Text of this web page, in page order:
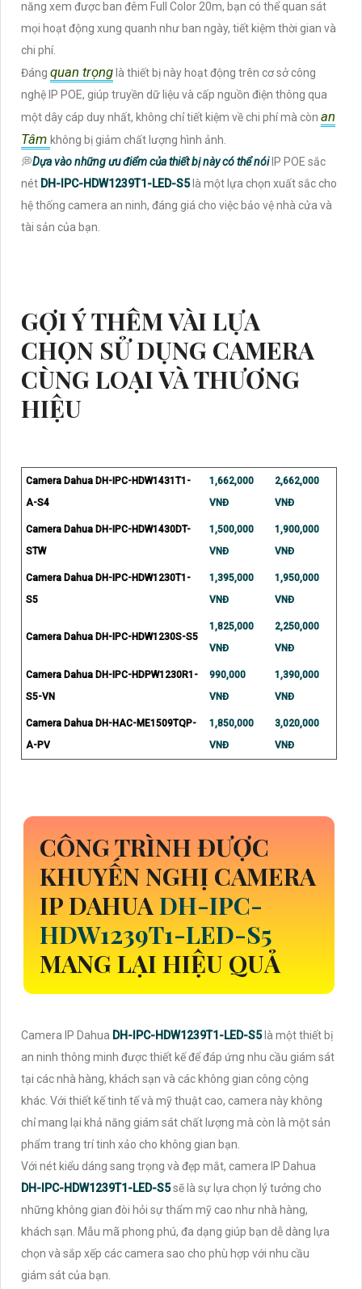
năng xem được ban đêm Full Color 20m, bạn có thể quan sát
mọi hoạt động xung quanh như ban ngày, tiết kiệm thời gian và
chi phí.
Đáng quan trọnglà thiết bị này hoạt động trên cơ sở công
nghệ IP POE, giúp truyền dữ liệu và cấp nguồn điện thông qua
một dây cáp duy nhất, không chỉ tiết kiệm về chi phí mà còn an
Tâm không bị giảm chất lượng hình ảnh.
💭Dựa vào những ưu điểm của thiết bị này có thể nóiIP POE sắc
nét DH-IPC-HDW1239T1-LED-S5là một lựa chọn xuất sắc cho
hệ thống camera an ninh, đáng giá cho việc bảo vệ nhà cửa và
tài sản của bạn.
GỢI Ý THÊM VÀI LỰA
CHỌN SỬ DỤNG CAMERA
CÙNG LOẠI VÀ THƯƠNG
HIỆU
Camera Dahua DH-IPC-HDW1431T1-
A-S4
1,662,000
VNĐ
2,662,000
VNĐ
Camera Dahua DH-IPC-HDW1430DT-
STW
1,500,000
VNĐ
1,900,000
VNĐ
Camera Dahua DH-IPC-HDW1230T1-
S5
1,395,000
VNĐ
1,950,000
VNĐ
Camera Dahua DH-IPC-HDW1230S-S5
1,825,000
VNĐ
2,250,000
VNĐ
Camera Dahua DH-IPC-HDPW1230R1-
S5-VN
990,000
VNĐ
1,390,000
VNĐ
Camera Dahua DH-HAC-ME1509TQP-
A-PV
1,850,000
VNĐ
3,020,000
VNĐ
CÔNG TRÌNH ĐƯỢC
KHUYẾN NGHỊ CAMERA
IP DAHUA DH-IPC-
HDW1239T1-LED-S5
MANG LẠI HIỆU QUẢ
Camera IP Dahua DH-IPC-HDW1239T1-LED-S5là một thiết bị
an ninh thông minh được thiết kế để đáp ứng nhu cầu giám sát
tại các nhà hàng, khách sạn và các không gian công cộng
khác. Với thiết kế tinh tế và mỹ thuật cao, camera này không
chỉ mang lại khả năng giám sát chất lượng mà còn là một sản
phẩm trang trí tinh xảo cho không gian bạn.
Với nét kiểu dáng sang trọng và đẹp mắt, camera IP Dahua
DH-IPC-HDW1239T1-LED-S5sẽ là sự lựa chọn lý tưởng cho
những không gian đòi hỏi sự thẩm mỹ cao như nhà hàng,
khách sạn. Mẫu mã phong phú, đa dạng giúp bạn dễ dàng lựa
chọn và sắp xếp các camera sao cho phù hợp với nhu cầu
giám sát của bạn.